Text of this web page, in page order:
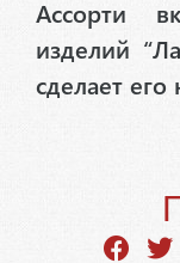
Ассорти
изделий
сделает